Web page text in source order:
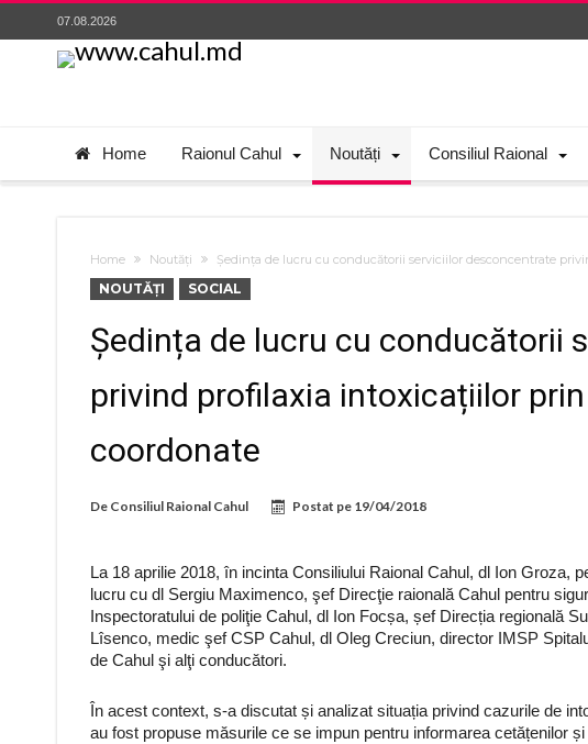
07.08.2026
Home Raionul Cahul Noutăți Consiliul Raional
Home Noutăți Ședința de lucru cu conducătorii serviciilor desconcentrate
NOUTĂȚI SOCIAL
Ședința de lucru cu conducătorii
privind profilaxia intoxicațiilor
coordonate
De Consiliul Raional Cahul Postat pe 19/04/2018
La 18 aprilie 2018, în incinta Consiliului Raional Cahul, dl Ion Groza,
lucru cu dl Sergiu Maximenco, şef Direcţie raională Cahul pentru
Inspectoratului de poliţie Cahul, dl Ion Focșa, șef Direcția regională
Lîsenco, medic şef CSP Cahul, dl Oleg Creciun, director IMSP
de Cahul şi alţi conducători.
În acest context, s-a discutat și analizat situația privind cazurile de
au fost propuse măsurile ce se impun pentru informarea cetățenilor